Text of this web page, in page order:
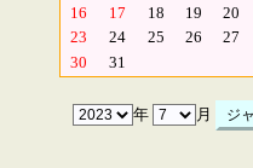
16
17 18 19 20
23
24 25 26 27
30
31
年 月